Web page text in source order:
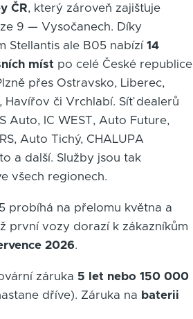
ČR, který zároveň zajišťuje
9 — Vysočanech. Díky
Stellantis ale B05 nabízí 14
míst po celé České republice
přes Ostravsko, Liberec,
Havířov či Vrchlabí. Síť dealerů
Auto, IC WEST, Auto Future,
Auto Tichý, CHALUPA
a další. Služby jsou tak
všech regionech.
probíhá na přelomu května a
první vozy dorazí k zákazníkům
2026.
záruka 5 let nebo 150 000
dříve). Záruka na baterii